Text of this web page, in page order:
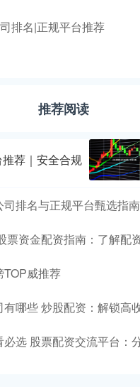
排名|正规平台推荐
推荐阅读
荐｜安全合规
排名与正规平台甄选指南
票资金配资指南：了解配
TOP威推荐
哪些 炒股配资：解锁高
选 股票配资交流平台：